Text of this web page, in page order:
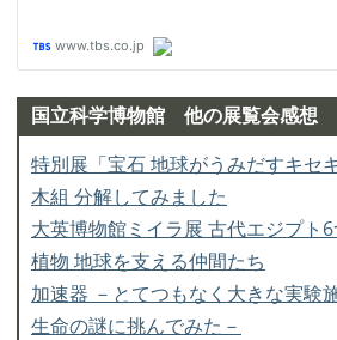
国立科学博物館 他の展覧会感想
特別展「宝石 地球がうみだすキセキ
木組 分解してみました
大英博物館ミイラ展 古代エジプト
植物 地球を支える仲間たち
加速器 －とてつもなく大きな実験
生命の謎に挑んでみた－